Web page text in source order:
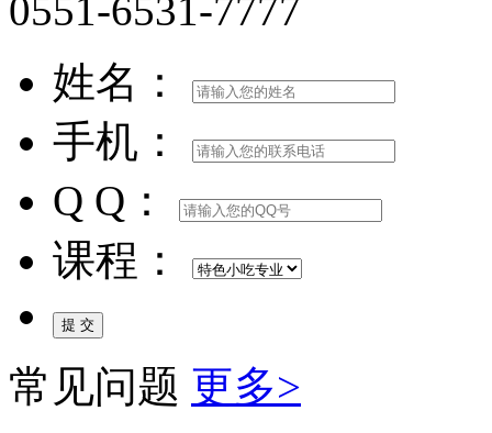
0551-6531-7777
姓名：
手机：
Q Q：
课程：
常见问题 更多>